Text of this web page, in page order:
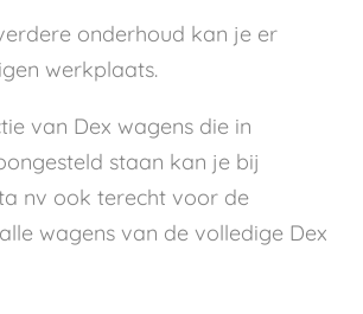
onderhoud kan je er
werkplaats.
van Dex wagens die in
staan kan je bij
nv ook terecht voor de
wagens van de volledige Dex